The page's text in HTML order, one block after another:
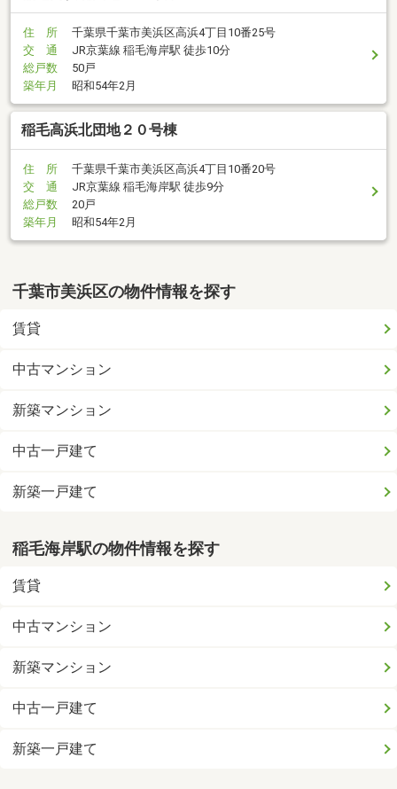
住 所
千葉県千葉市美浜区高浜4丁目10番25号
交 通
JR京葉線 稲毛海岸駅 徒歩10分
総戸数
50戸
築年月
昭和54年2月
稲毛高浜北団地２０号棟
住 所
千葉県千葉市美浜区高浜4丁目10番20号
交 通
JR京葉線 稲毛海岸駅 徒歩9分
総戸数
20戸
築年月
昭和54年2月
千葉市美浜区の物件情報を探す
賃貸
中古マンション
新築マンション
中古一戸建て
新築一戸建て
稲毛海岸駅の物件情報を探す
賃貸
中古マンション
新築マンション
中古一戸建て
新築一戸建て